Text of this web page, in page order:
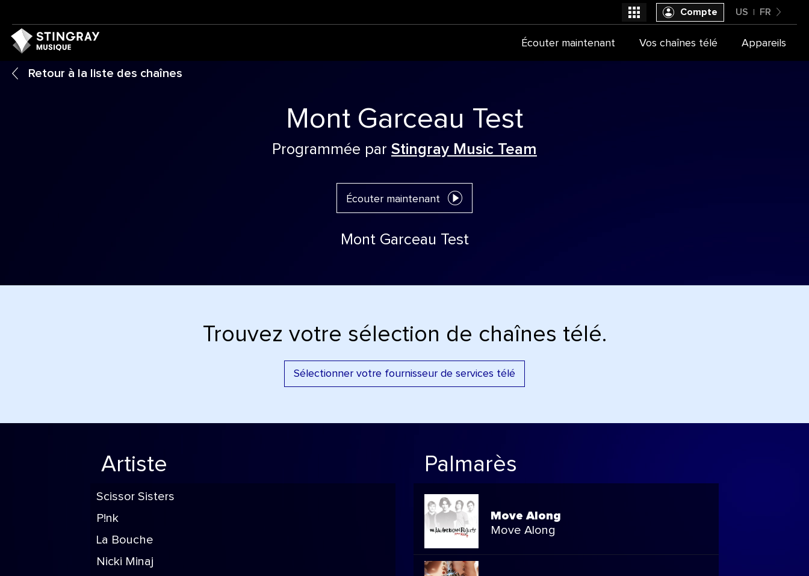
Retour à la liste des chaînes
Mont Garceau Test
Programmée par Stingray Music Team
Écouter maintenant
Mont Garceau Test
Trouvez votre sélection de chaînes télé.
Sélectionner votre fournisseur de services télé
Artiste
Scissor Sisters
P!nk
La Bouche
Nicki Minaj
Palmarès
Move Along
Move Along
United States
US FR
Compte
Écouter maintenant Vos chaînes télé Appareils